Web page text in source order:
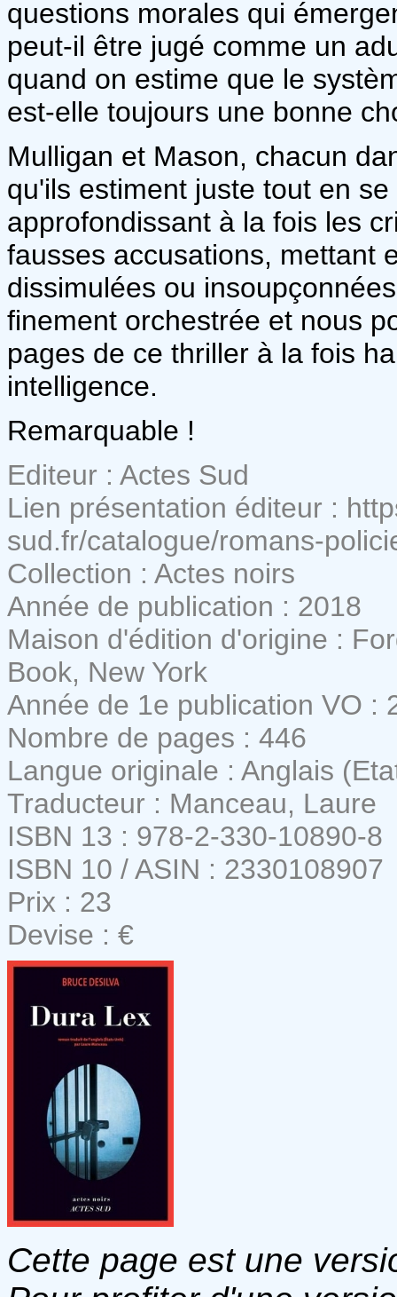
questions morales qui
peut-il être jugé comme un
quand on estime que le
est-elle toujours une bonne
Mulligan et Mason, chacun
qu'ils estiment juste tout en
approfondissant à la fois les
fausses accusations, mettant
dissimulées ou
finement orchestrée et nous
pages de ce thriller à la fois
intelligence.
Remarquable !
Editeur : Actes Sud
Lien présentation éditeur :
sud.fr/catalogue/romans-
Collection : Actes noirs
Année de publication : 2018
Maison d'édition d'origine :
Book, New York
Année de 1e publication VO :
Nombre de pages : 446
Langue originale : Anglais
Traducteur : Manceau, Laure
ISBN 13 : 978-2-330-10890-8
ISBN 10 / ASIN : 2330108907
Prix : 23
Devise : €
Cette page est une